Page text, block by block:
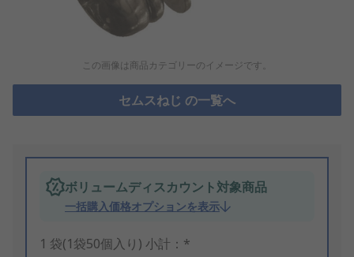
この画像は商品カテゴリーのイメージです。
セムスねじ の一覧へ
ボリュームディスカウント対象商品
一括購入価格オプションを表示
1 袋(1袋50個入り) 小計：*